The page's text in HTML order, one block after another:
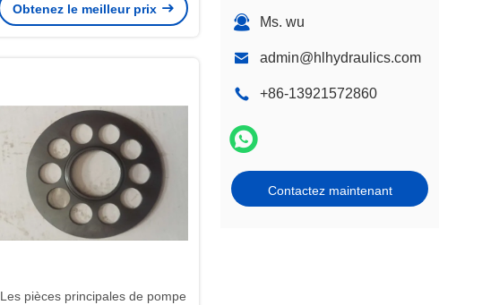
Ms. wu
admin@hlhydraulics.com
+86-13921572860
Contactez maintenant
de K3SP36B K3SP36C 8T
Obtenez le meilleur prix
Les pièces principales de pompe